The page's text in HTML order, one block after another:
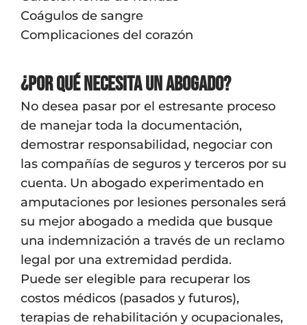
Coágulos de sangre
Complicaciones del corazón
¿Por qué necesita un abogado?
No desea pasar por el estresante proceso
de manejar toda la documentación,
demostrar responsabilidad, negociar con
las compañías de seguros y terceros por su
cuenta. Un abogado experimentado en
amputaciones por lesiones personales será
su mejor abogado a medida que busque
una indemnización a través de un reclamo
legal por una extremidad perdida.
Puede ser elegible para recuperar los
costos médicos (pasados ​​y futuros),
terapias de rehabilitación y ocupacionales,